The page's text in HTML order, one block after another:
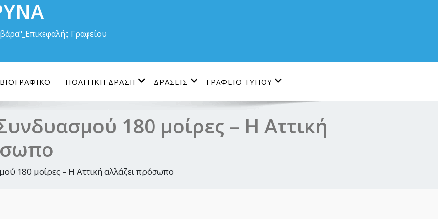
Γραφείου
ΒΙΟΓΡΑΦΙΚΟ ΠΟΛΙΤΙΚΗ ΔΡΑΣΗ ΔΡΑΣΕΙΣ ΓΡΑΦΕΙΟ ΤΥΠΟΥ
180 μοίρες – Η Αττική
180 μοίρες – Η Αττική αλλάζει πρόσωπο